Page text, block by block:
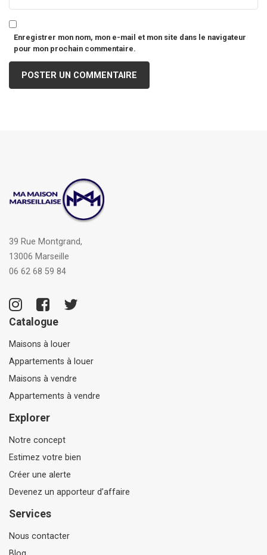
Enregistrer mon nom, mon e-mail et mon site dans le navigateur
pour mon prochain commentaire.
39 Rue Montgrand,
13006 Marseille
06 62 68 59 84
Catalogue
Maisons à louer
Appartements à louer
Maisons à vendre
Appartements à vendre
Explorer
Notre concept
Estimez votre bien
Créer une alerte
Devenez un apporteur d’affaire
Services
Nous contacter